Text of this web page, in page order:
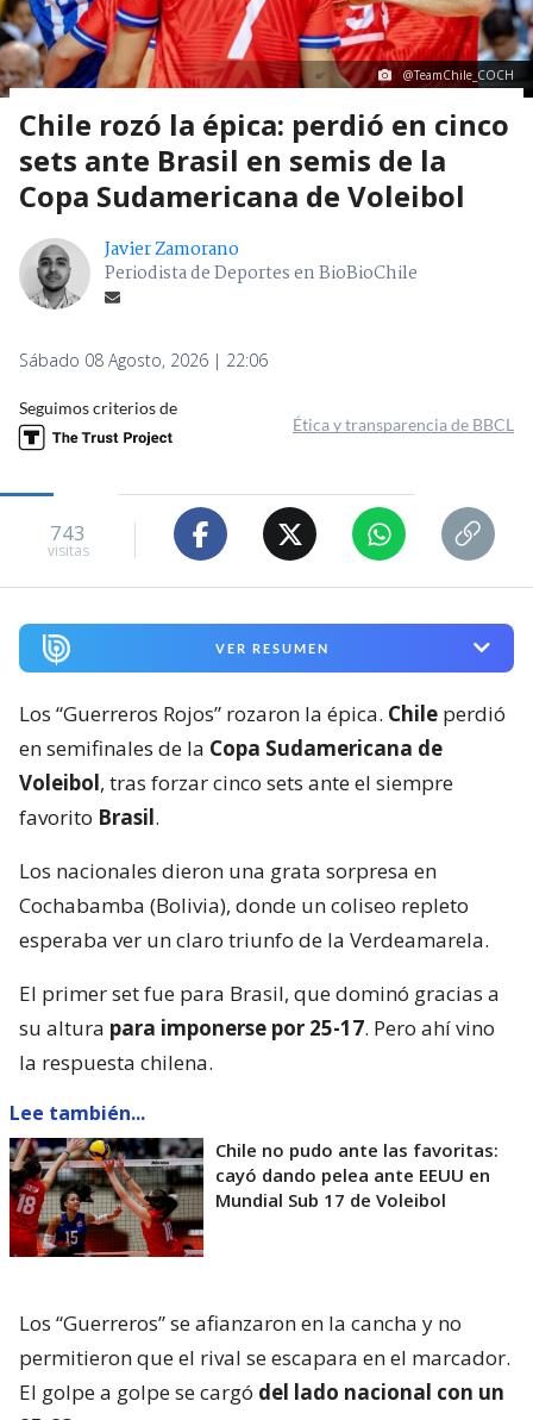
@TeamChile_COCH
Chile rozó la épica: perdió en cinco
sets ante Brasil en semis de la
Copa Sudamericana de Voleibol
Javier Zamorano
Periodista de Deportes en BioBioChile
Sábado 08 Agosto, 2026 | 22:06
Seguimos criterios de
Ética y transparencia de BBCL
743
visitas
VER RESUMEN
Los “Guerreros Rojos” rozaron la épica. Chile perdió
en semifinales de la Copa Sudamericana de
Voleibol, tras forzar cinco sets ante el siempre
favorito Brasil.
Los nacionales dieron una grata sorpresa en
Cochabamba (Bolivia), donde un coliseo repleto
esperaba ver un claro triunfo de la Verdeamarela.
El primer set fue para Brasil, que dominó gracias a
su altura para imponerse por 25-17. Pero ahí vino
la respuesta chilena.
Lee también...
Chile no pudo ante las favoritas:
cayó dando pelea ante EEUU en
Mundial Sub 17 de Voleibol
Los “Guerreros” se afianzaron en la cancha y no
permitieron que el rival se escapara en el marcador.
El golpe a golpe se cargó del lado nacional con un